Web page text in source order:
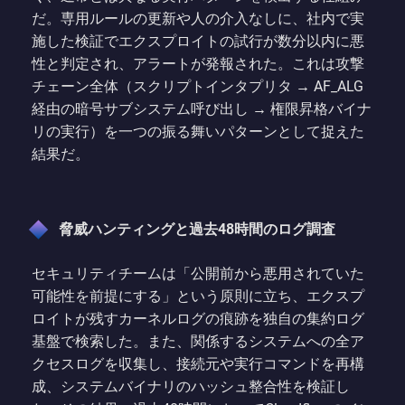
だ。専用ルールの更新や人の介入なしに、社内で実
施した検証でエクスプロイトの試行が数分以内に悪
性と判定され、アラートが発報された。これは攻撃
チェーン全体（スクリプトインタプリタ → AF_ALG
経由の暗号サブシステム呼び出し → 権限昇格バイナ
リの実行）を一つの振る舞いパターンとして捉えた
結果だ。
脅威ハンティングと過去48時間のログ調査
セキュリティチームは「公開前から悪用されていた
可能性を前提にする」という原則に立ち、エクスプ
ロイトが残すカーネルログの痕跡を独自の集約ログ
基盤で検索した。また、関係するシステムへの全ア
クセスログを収集し、接続元や実行コマンドを再構
成、システムバイナリのハッシュ整合性を検証し